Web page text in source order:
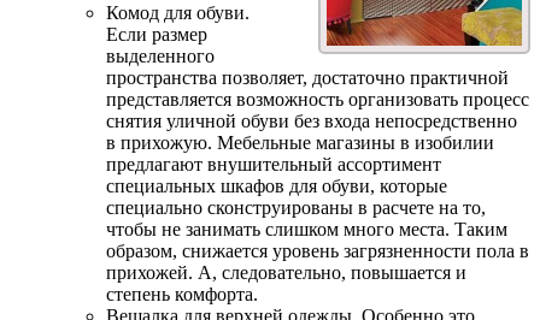
Комод для обуви.
Если размер
выделенного
пространства позволяет, достаточно практичной
представляется возможность организовать процесс
снятия уличной обуви без входа непосредственно
в прихожую. Мебельные магазины в изобилии
предлагают внушительный ассортимент
специальных шкафов для обуви, которые
специально сконструированы в расчете на то,
чтобы не занимать слишком много места. Таким
образом, снижается уровень загрязненности пола в
прихожей. А, следовательно, повышается и
степень комфорта.
Вешалка для верхней одежды. Особенно это